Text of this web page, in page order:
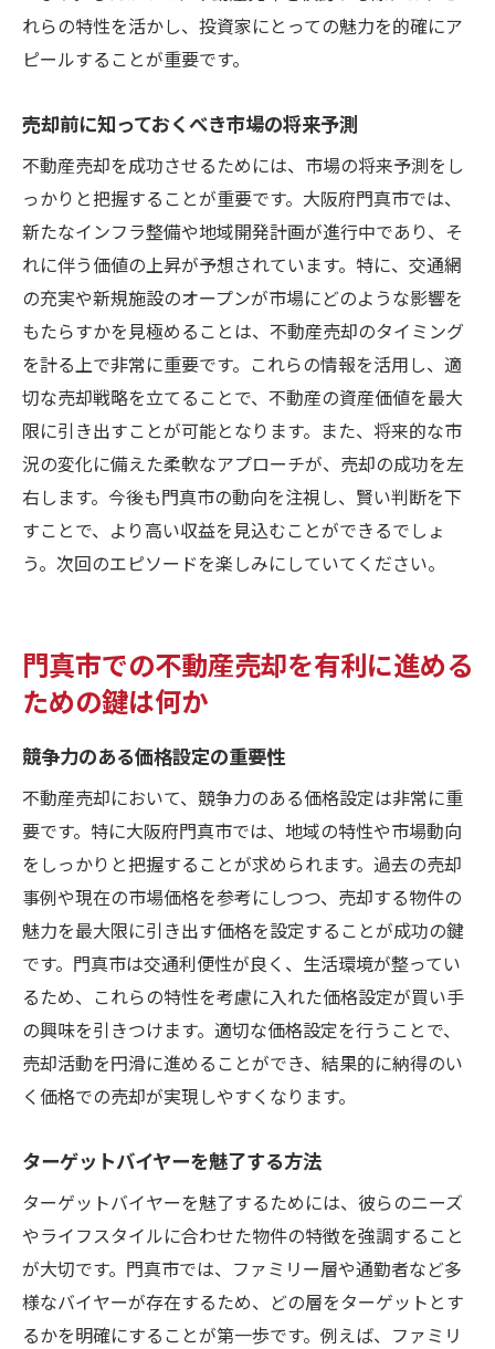
れらの特性を活かし、投資家にとっての魅力を的確にア
ピールすることが重要です。
売却前に知っておくべき市場の将来予測
不動産売却を成功させるためには、市場の将来予測をし
っかりと把握することが重要です。大阪府門真市では、
新たなインフラ整備や地域開発計画が進行中であり、そ
れに伴う価値の上昇が予想されています。特に、交通網
の充実や新規施設のオープンが市場にどのような影響を
もたらすかを見極めることは、不動産売却のタイミング
を計る上で非常に重要です。これらの情報を活用し、適
切な売却戦略を立てることで、不動産の資産価値を最大
限に引き出すことが可能となります。また、将来的な市
況の変化に備えた柔軟なアプローチが、売却の成功を左
右します。今後も門真市の動向を注視し、賢い判断を下
すことで、より高い収益を見込むことができるでしょ
う。次回のエピソードを楽しみにしていてください。
門真市での不動産売却を有利に進める
ための鍵は何か
競争力のある価格設定の重要性
不動産売却において、競争力のある価格設定は非常に重
要です。特に大阪府門真市では、地域の特性や市場動向
をしっかりと把握することが求められます。過去の売却
事例や現在の市場価格を参考にしつつ、売却する物件の
魅力を最大限に引き出す価格を設定することが成功の鍵
です。門真市は交通利便性が良く、生活環境が整ってい
るため、これらの特性を考慮に入れた価格設定が買い手
の興味を引きつけます。適切な価格設定を行うことで、
売却活動を円滑に進めることができ、結果的に納得のい
く価格での売却が実現しやすくなります。
ターゲットバイヤーを魅了する方法
ターゲットバイヤーを魅了するためには、彼らのニーズ
やライフスタイルに合わせた物件の特徴を強調すること
が大切です。門真市では、ファミリー層や通勤者など多
様なバイヤーが存在するため、どの層をターゲットとす
るかを明確にすることが第一歩です。例えば、ファミリ